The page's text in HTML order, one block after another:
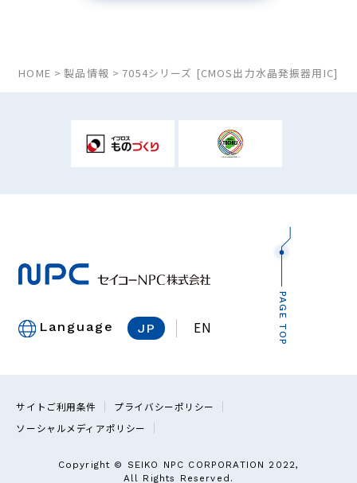
HOME 製品情報 7054シリーズ [CMOS出力水晶発振器用IC]
Language JP EN
サイトご利用条件
プライバシーポリシー
ソーシャルメディアポリシー
Copyright © SEIKO NPC CORPORATION 2022,
All Rights Reserved.
PAGE TOP